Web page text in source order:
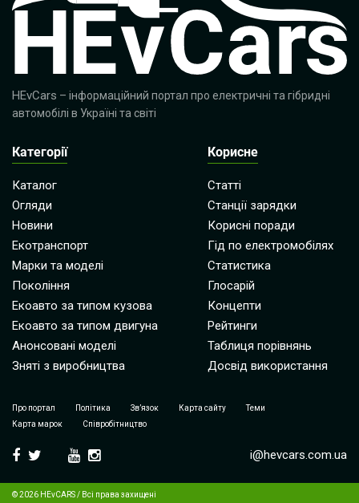
HEvCars – інформаційний портал про електричні та гібридні
автомобілі в Україні та світі
Категорії
Каталог
Огляди
Новини
Екотранспорт
Марки та моделі
Покоління
Екоавто за типом кузова
Екоавто за типом двигуна
Анонсовані моделі
Зняті з виробництва
Корисне
Статті
Станції зарядки
Корисні поради
Гід по електромобілях
Статистика
Глосарій
Концепти
Рейтинги
Таблиця порівнянь
Досвід використання
Про портал Політика Зв’язок Карта сайту
Теми
Карта марок
Співробітництво
i@hevcars.com.ua
© 2026 HEvCARS / Всі права захищені